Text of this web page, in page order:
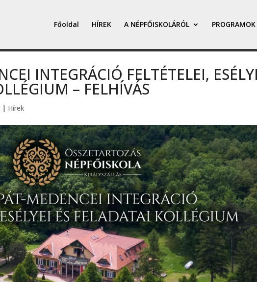
Főoldal HÍREK A NÉPFŐISKOLÁRÓL PROGRAMOK
INTEGRÁCIÓ FELTÉTELEI,
– FELHÍVÁS
| Hírek